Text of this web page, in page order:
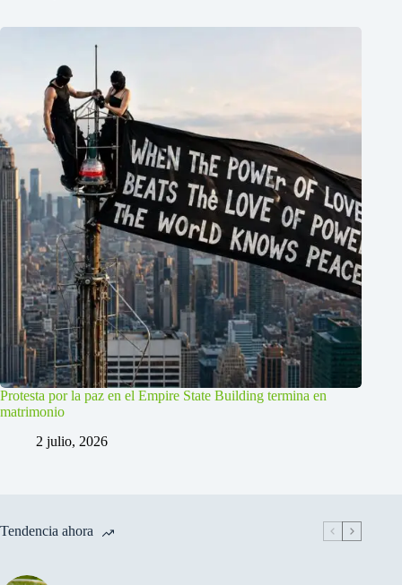
Protesta por la paz en el Empire State Building termina en
matrimonio
2 julio, 2026
Tendencia ahora